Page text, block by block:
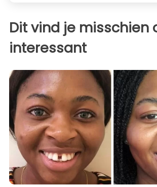
Dit vind je misschien
interessant